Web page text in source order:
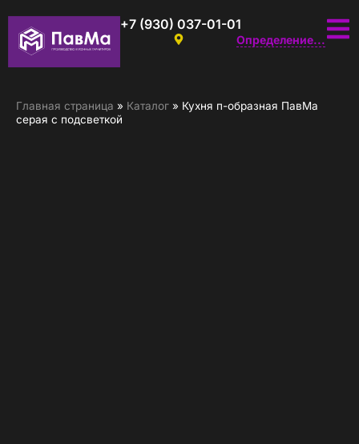
+7 (930) 037-01-01
Определение...
Главная страница » Каталог » Кухня п-образная ПавМа
серая с подсветкой